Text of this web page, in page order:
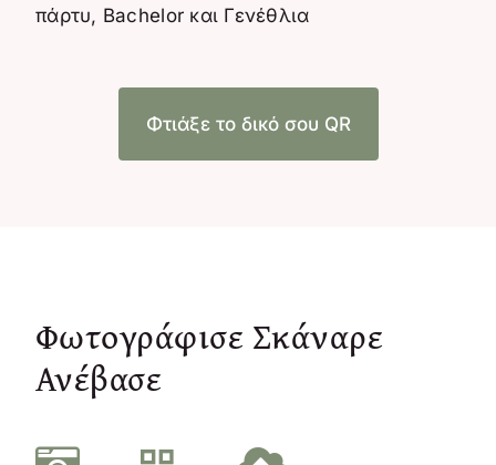
πάρτυ, Bachelor και Γενέθλια
Φτιάξε το δικό σου QR
Φωτογράφισε Σκάναρε
Ανέβασε